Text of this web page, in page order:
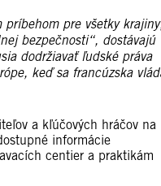
pre všetky
bezpečnosti“, dostávajú
dodržiavať ľudské práva
keď sa francúzska
a kľúčových hráčov na
informácie
centier a praktikám